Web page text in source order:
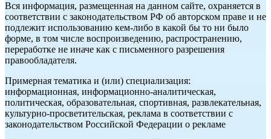
Вся информация, размещенная на данном сайте, охраняется в
соответствии с законодательством РФ об авторском праве и не
подлежит использованию кем-либо в какой бы то ни было
форме, в том числе воспроизведению, распространению,
переработке не иначе как с письменного разрешения
правообладателя.
Примерная тематика и (или) специализация:
информационная, информационно-аналитическая,
политическая, образовательная, спортивная, развлекательная,
культурно-просветительская, реклама в соответствии с
законодательством Российской Федерации о рекламе